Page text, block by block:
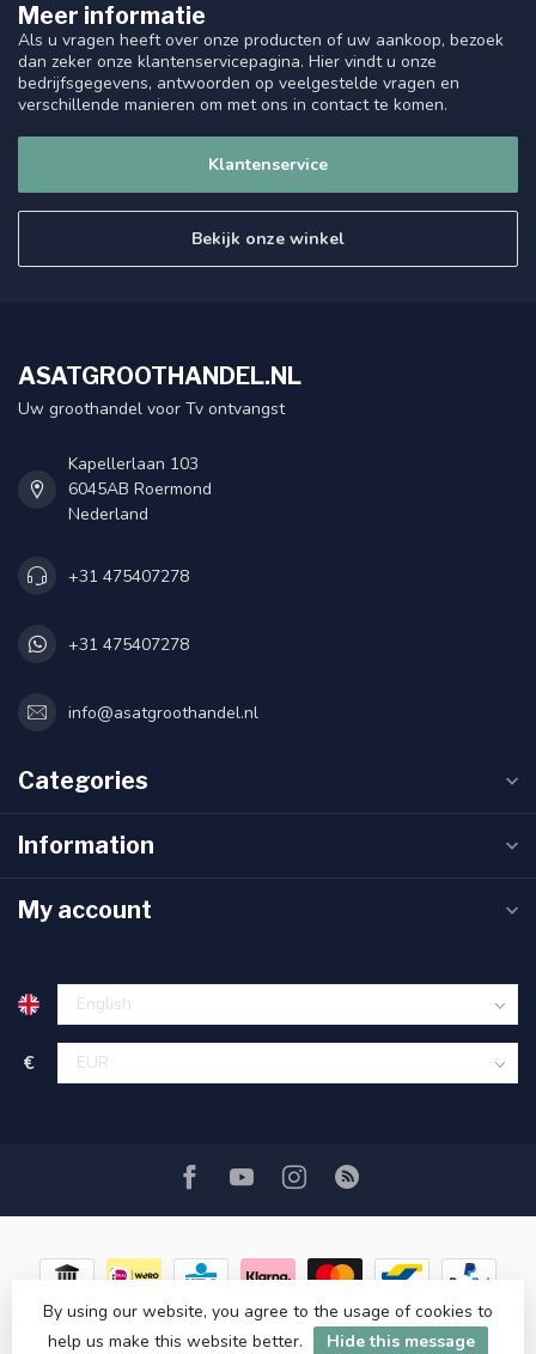
Meer informatie
Als u vragen heeft over onze producten of uw aankoop, bezoek
dan zeker onze klantenservicepagina. Hier vindt u onze
bedrijfsgegevens, antwoorden op veelgestelde vragen en
verschillende manieren om met ons in contact te komen.
Klantenservice
Bekijk onze winkel
ASATGROOTHANDEL.NL
Uw groothandel voor Tv ontvangst
Kapellerlaan 103
6045AB Roermond
Nederland
+31 475407278
+31 475407278
info@asatgroothandel.nl
Categories
Information
My account
€
By using our website, you agree to the usage of cookies to
help us make this website better.
Hide this message